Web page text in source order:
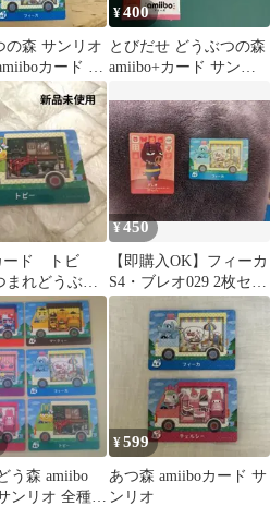
の森 サンリオ
カード 5
¥400
とびだせ どうぶつの森
amiibo+カード サンリ
ボ
ード トビ
れどうぶつ
リオキャラ
¥450
【即購入OK】フィーカ
S4・ブレオ029 2枚セッ
ト
う森 amiibo
ンリオ 全種6
¥599
あつ森 amiiboカード サ
ンリオ